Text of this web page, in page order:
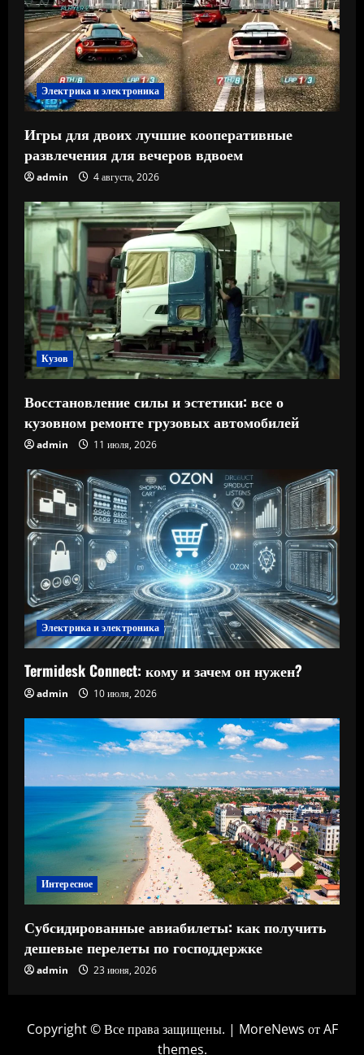
Электрика и электроника
Игры для двоих лучшие кооперативные
развлечения для вечеров вдвоем
admin 4 августа, 2026
Кузов
Восстановление силы и эстетики: все о
кузовном ремонте грузовых автомобилей
admin 11 июля, 2026
Электрика и электроника
Termidesk Connect: кому и зачем он нужен?
admin 10 июля, 2026
Интересное
Субсидированные авиабилеты: как получить
дешевые перелеты по господдержке
admin 23 июня, 2026
Copyright © Все права защищены. | MoreNews от AF
themes.